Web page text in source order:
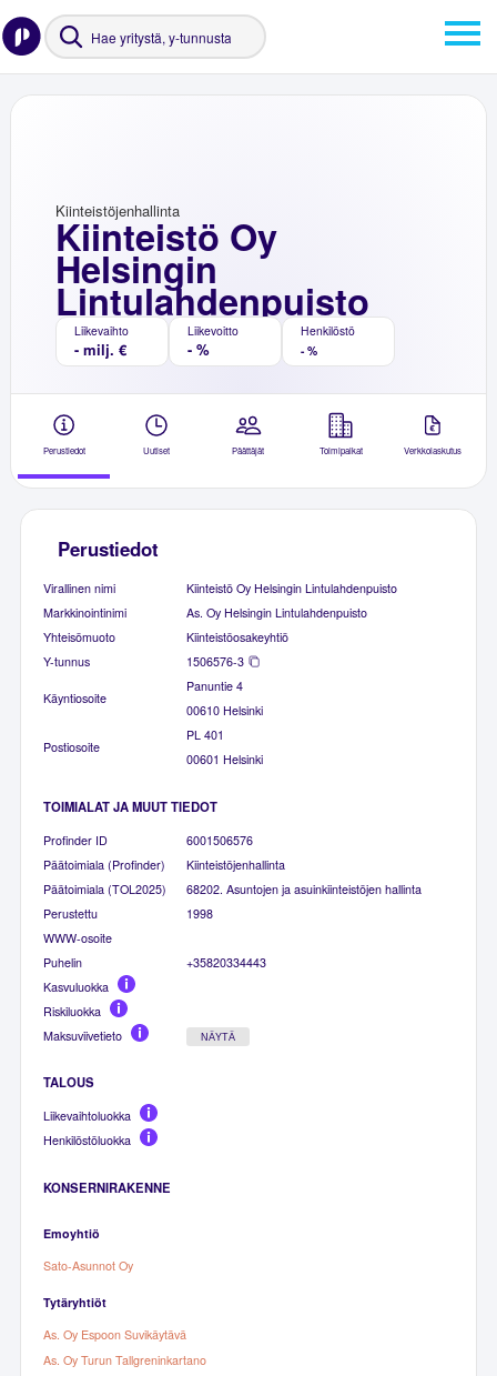
Kiinteistö Oy
Helsingin
Lintulahdenpuisto
Kiinteistöjenhallinta
Liikevaihto
- milj. €
Liikevoitto
- %
Henkilöstö
- %
Perustiedot Uutiset Päättäjät Toimipaikat Verkkolaskutus
Perustiedot
Virallinen nimi
Kiinteistö Oy Helsingin Lintulahdenpuisto
Markkinointinimi
As. Oy Helsingin Lintulahdenpuisto
Yhteisömuoto
Kiinteistöosakeyhtiö
Y-tunnus
1506576-3
Käyntiosoite
Panuntie 4
00610 Helsinki
Postiosoite
PL 401
00601 Helsinki
TOIMIALAT JA MUUT TIEDOT
Profinder ID
6001506576
Päätoimiala (Profinder)
Kiinteistöjenhallinta
Päätoimiala (TOL2025)
68202. Asuntojen ja asuinkiinteistöjen hallinta
Perustettu
1998
WWW-osoite
Puhelin
+35820334443
Kasvuluokka
Riskiluokka
Maksuviivetieto
NÄYTÄ
TALOUS
Liikevaihtoluokka
Henkilöstöluokka
KONSERNIRAKENNE
Emoyhtiö
Sato-Asunnot Oy
Tytäryhtiöt
As. Oy Espoon Suvikäytävä
As. Oy Turun Tallgreninkartano